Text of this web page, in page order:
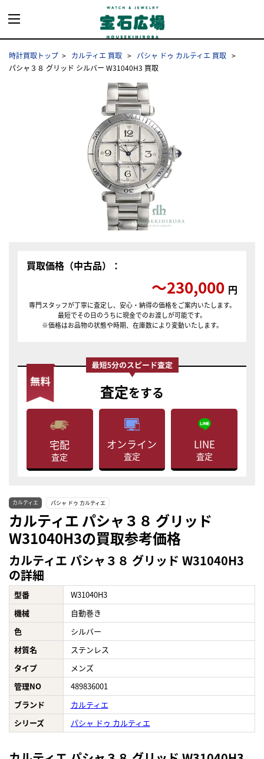
時計買取トップ カルティエ 買取
パシャ ドゥ カルティエ 買取
パシャ３８ グリッド シルバー W31040H3 買取
買取価格（中古品）：
〜230,000 円
専門スタッフが丁寧に査定し、安心・納得の価格をご案内いたします。
最短でその日のうちに現金でのお渡しが可能です。
※価格はお品物の状態や時期、在庫数により変動いたします。
査定をする
宅配
査定
オンライン
査定
LINE
査定
カルティエ パシャ ドゥ カルティエ
カルティエ パシャ３８ グリッド
W31040H3の買取参考価格
カルティエ パシャ３８ グリッド W31040H3
の詳細
型番
W31040H3
機械
自動巻き
色
シルバー
材質名
ステンレス
タイプ
メンズ
管理NO
489836001
ブランド
カルティエ
シリーズ
パシャ ドゥ カルティエ